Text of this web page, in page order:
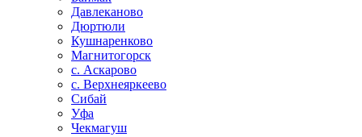
Давлеканово
Дюртюли
Кушнаренково
Магнитогорск
с. Аскарово
с. Верхнеяркеево
Сибай
Уфа
Чекмагуш